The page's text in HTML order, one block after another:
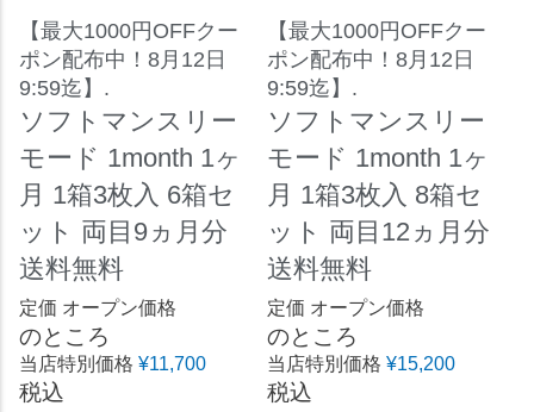
【最大1000円OFFクー
ポン配布中！8月12日
9:59迄】.
ソフトマンスリー
モード 1month 1ヶ
月 1箱3枚入 6箱セ
ット 両目9ヵ月分
送料無料
定価 オープン価格
のところ
当店特別価格 ¥11,700
税込
【最大1000円OFFクー
ポン配布中！8月12日
9:59迄】.
ソフトマンスリー
モード 1month 1ヶ
月 1箱3枚入 8箱セ
ット 両目12ヵ月分
送料無料
定価 オープン価格
のところ
当店特別価格 ¥15,200
税込